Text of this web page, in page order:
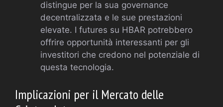
distingue per la sua governance
decentralizzata e le sue prestazioni
elevate. I futures su HBAR potrebbero
offrire opportunità interessanti per gli
investitori che credono nel potenziale di
questa tecnologia.
Implicazioni per il Mercato delle